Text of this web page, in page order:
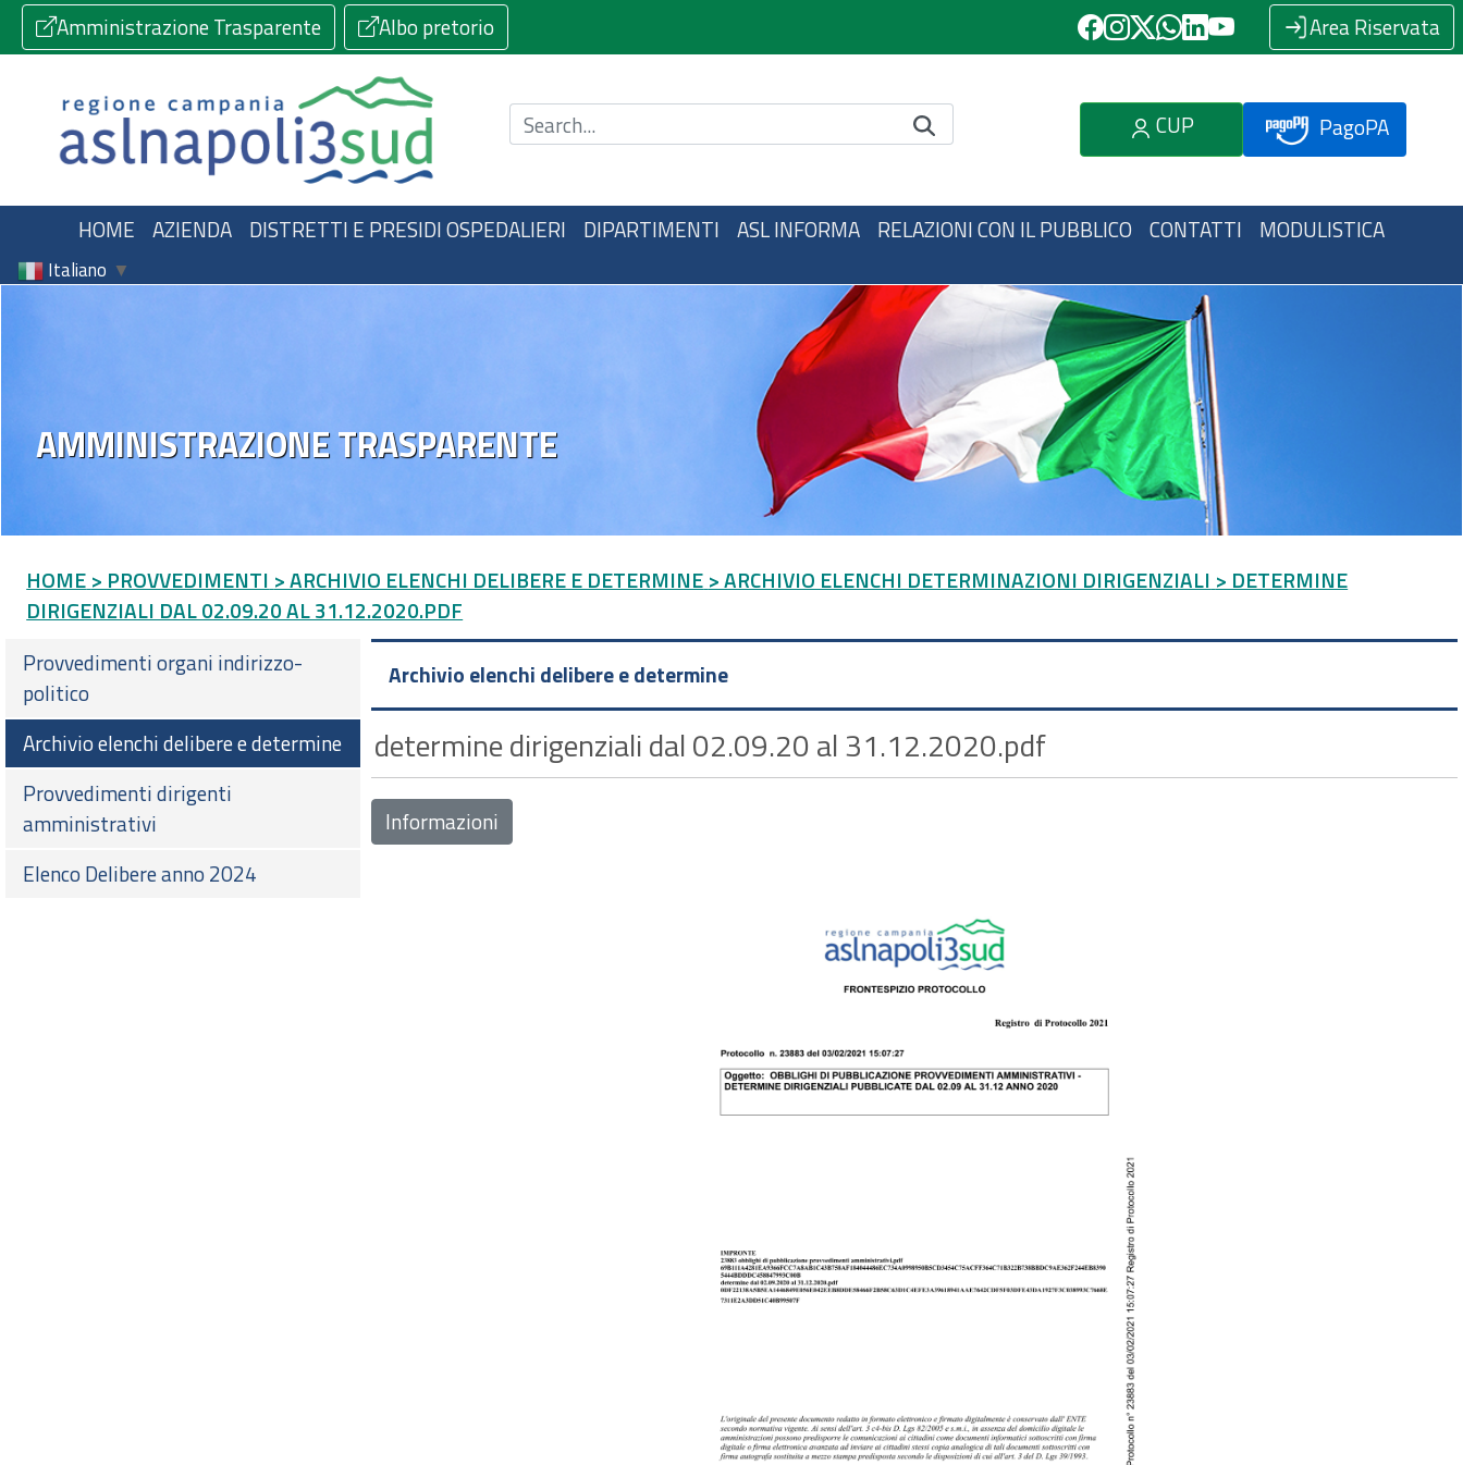
Amministrazione Trasparente Albo pretorio Area Riservata
Cerca nel sito CUP PagoPA
HOME AZIENDA DISTRETTI E PRESIDI OSPEDALIERI DIPARTIMENTI ASL INFORMA RELAZIONI CON IL PUBBLICO CONTATTI MODULISTICA
Italiano ▼
AMMINISTRAZIONE TRASPARENTE
HOME > PROVVEDIMENTI > ARCHIVIO ELENCHI DELIBERE E DETERMINE > ARCHIVIO ELENCHI DETERMINAZIONI DIRIGENZIALI > DETERMINE
DIRIGENZIALI DAL 02.09.20 AL 31.12.2020.PDF
Provvedimenti organi indirizzo-
politico
Archivio elenchi delibere e determine
Provvedimenti dirigenti
amministrativi
Elenco Delibere anno 2024
Archivio elenchi delibere e determine
determine dirigenziali dal 02.09.20 al 31.12.2020.pdf
Informazioni